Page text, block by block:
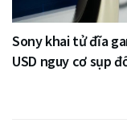
Sony khai tử đĩa
USD nguy cơ sụp